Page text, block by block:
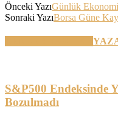
Önceki YazıGünlük
Sonraki YazıBorsa Güne
S&P500 Endeksinde
Bozulmadı